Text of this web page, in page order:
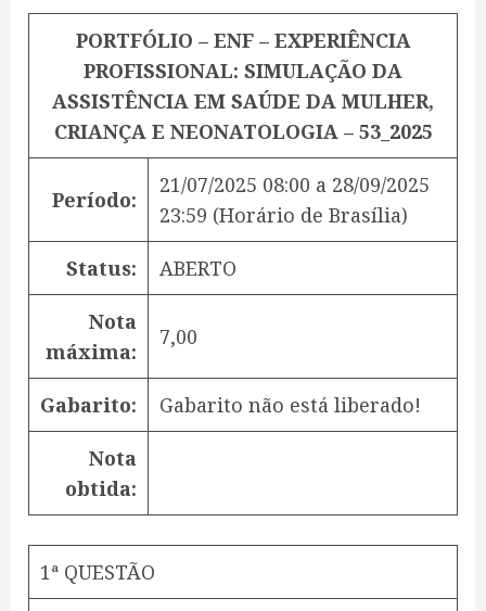
PORTFÓLIO – ENF – EXPERIÊNCIA
PROFISSIONAL: SIMULAÇÃO DA
ASSISTÊNCIA EM SAÚDE DA MULHER,
CRIANÇA E NEONATOLOGIA – 53_2025
Período:
21/07/2025 08:00 a 28/09/2025
23:59 (Horário de Brasília)
Status: ABERTO
Nota
máxima:
7,00
Gabarito: Gabarito não está liberado!
Nota
obtida:
1ª QUESTÃO